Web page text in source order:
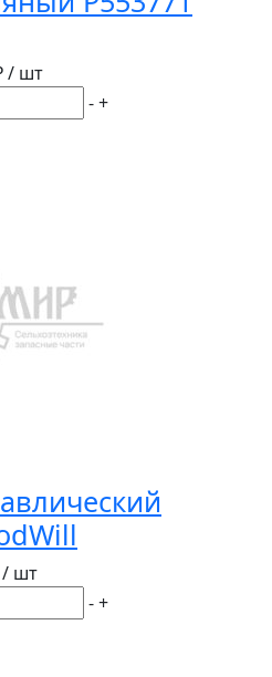
8100008SX/Z33472/JX1008A/
/ шт
-+
/ шт
-+